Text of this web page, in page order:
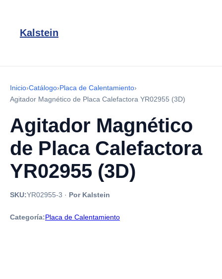
Kalstein
Inicio›Catálogo›Placa de Calentamiento›
Agitador Magnético de Placa Calefactora YR02955 (3D)
Agitador Magnético
de Placa Calefactora
YR02955 (3D)
SKU:YR02955-3 · Por Kalstein
Categoría:Placa de Calentamiento